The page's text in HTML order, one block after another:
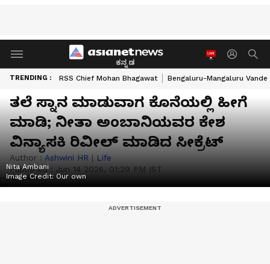
ಕನ್ನಡ
TRENDING : RSS Chief Mohan Bhagawat Bengaluru-Mangaluru
ತಲೆ ಸ್ನಾನ ಮಾಡುವಾಗ ಕೊನೆಯಲ್ಲಿ ಹೀಗೆ
ಮಾಡಿ; ನೀತಾ ಅಂಬಾನಿಯವರ ಕೇಶ
ವಿನ್ಯಾಸಕಿ ರಿವೀಲ್‌ ಮಾಡಿದ ಸೀಕ್ರೆಟ್
Author : Ashwini HR | Life
Published : Jun 14 2026, 01:29 PM IST
Nita Ambani
Image Credit: Our own